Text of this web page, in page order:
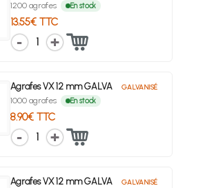
1200 agrafes En stock
13.55€ TTC
1
Agrafes VX 12 mm GALVA GALVANISÉ
1000 agrafes En stock
8.90€ TTC
1
Agrafes VX 12 mm GALVA GALVANISÉ